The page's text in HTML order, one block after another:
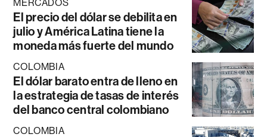
MERCADOS
El precio del dólar se debilita en
julio y América Latina tiene la
moneda más fuerte del mundo
COLOMBIA
El dólar barato entra de lleno en
la estrategia de tasas de interés
del banco central colombiano
COLOMBIA